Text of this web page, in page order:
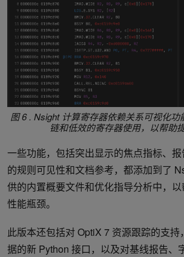
图 6 . Nsight 计算寄存器依赖关系可视化
链和低效的寄存器使用，以帮助
一些功能，包括突出显示的焦点指标、
的规则可见性和文档参考，都添加到了
供的内置概要文件和优化指导分析中，
性能瓶颈。
此版本还包括对 OptiX 7 资源跟踪的支
据的新 Python 接口，以及对基线报告、